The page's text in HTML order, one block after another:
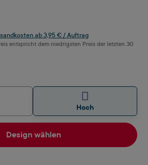
ab 3,95 € / Auftrag
entspricht dem niedrigsten Preis der letzten 30
Hoch
Design wählen